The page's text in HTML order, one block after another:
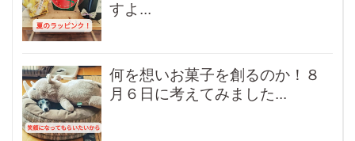
すよ...
何を想いお菓子を創るのか！８
月６日に考えてみました...